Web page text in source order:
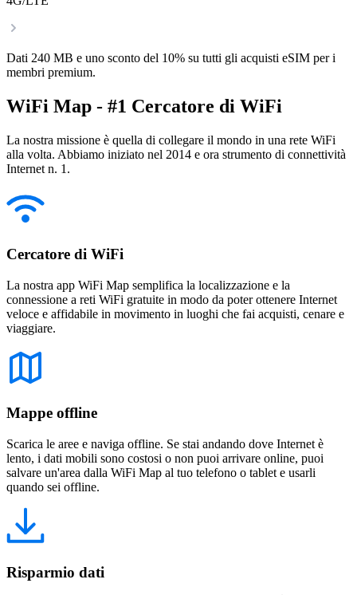
Dati 240 MB e uno sconto del 10% su tutti gli acquisti eSIM per i
membri premium.
WiFi Map - #1 Cercatore di WiFi
La nostra missione è quella di collegare il mondo in una rete WiFi
alla volta. Abbiamo iniziato nel 2014 e ora strumento di connettività
Internet n. 1.
Cercatore di WiFi
La nostra app WiFi Map semplifica la localizzazione e la
connessione a reti WiFi gratuite in modo da poter ottenere Internet
veloce e affidabile in movimento in luoghi che fai acquisti, cenare e
viaggiare.
Mappe offline
Scarica le aree e naviga offline. Se stai andando dove Internet è
lento, i dati mobili sono costosi o non puoi arrivare online, puoi
salvare un'area dalla WiFi Map al tuo telefono o tablet e usarli
quando sei offline.
Risparmio dati